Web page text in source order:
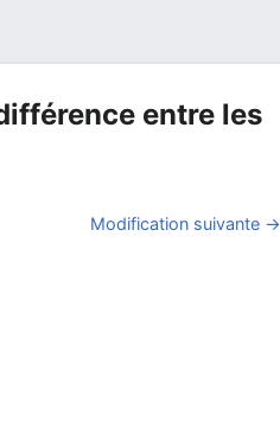
entre les
Modification suivante →